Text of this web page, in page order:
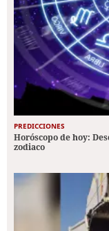
PREDICCIONES
Horóscopo de hoy:
zodiaco